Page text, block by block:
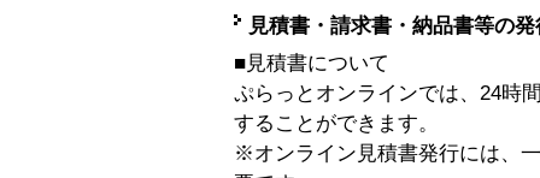
見積書・請求書・納品書等の
■見積書について
ぷらっとオンラインでは、24時
することができます。
※オンライン見積書発行には、